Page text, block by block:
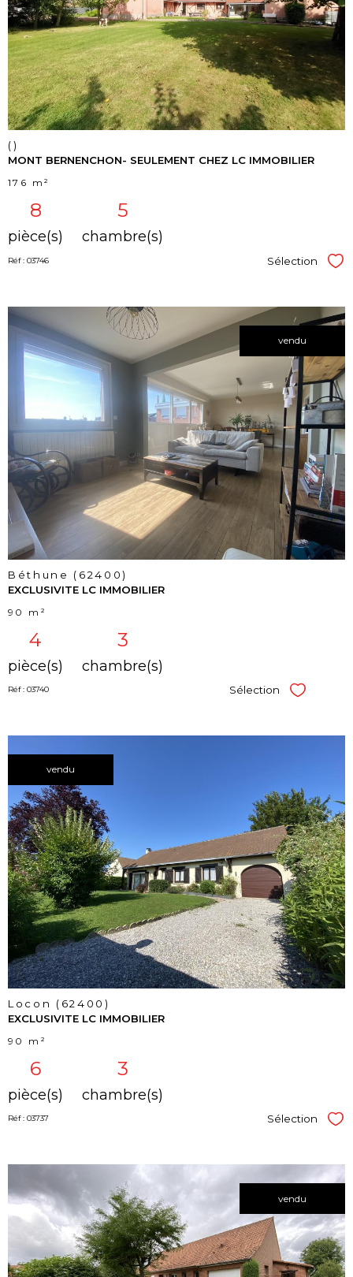
bien
()
MONT BERNENCHON- SEULEMENT CHEZ LC IMMOBILIER
176 m²
8
pièce(s)
5
chambre(s)
Réf : 03746 Sélection
vendu
voir le
bien
Béthune (62400)
EXCLUSIVITE LC IMMOBILIER
90 m²
4
pièce(s)
3
chambre(s)
Réf : 03740 Sélection Sélectionner
vendu
voir le
bien
Locon (62400)
EXCLUSIVITE LC IMMOBILIER
90 m²
6
pièce(s)
3
chambre(s)
Réf : 03737 Sélection
vendu